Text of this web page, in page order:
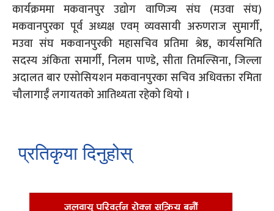
कार्यक्रममा मकवानपुर उद्योग वाणिज्य संघ (मउवा संघ)
मकवानपुरका पूर्व अध्यक्ष एवम् व्यवसायी अरुणराज सुमार्गी,
मउवा संघ मकवानपुरकी महासचिव प्रतिमा श्रेष्ठ, कार्यसमिति
सदस्य अंकिता समार्गी, निलम पाण्डे, सीता तिमल्सिना, जिल्ला
अदालत बार एसोसियशन मकवानपुरका सचिव अधिवक्ता रमिता
चौलागाईँ लगायतको आतिथ्यता रहेको थियो ।
प्रतिकृया दिनुहोस्